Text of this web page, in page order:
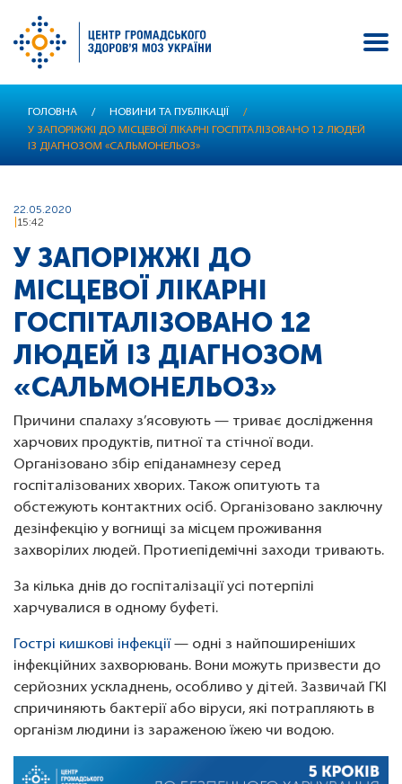
ГОЛОВНА / НОВИНИ ТА ПУБЛІКАЦІЇ
/
У ЗАПОРІЖЖІ ДО МІСЦЕВОЇ ЛІКАРНІ ГОСПІТАЛІЗОВАНО 12 ЛЮДЕЙ
ІЗ ДІАГНОЗОМ «САЛЬМОНЕЛЬОЗ»
22.05.2020
15:42
У ЗАПОРІЖЖІ ДО
МІСЦЕВОЇ ЛІКАРНІ
ГОСПІТАЛІЗОВАНО 12
ЛЮДЕЙ ІЗ ДІАГНОЗОМ
«САЛЬМОНЕЛЬОЗ»
Причини спалаху з’ясовують — триває дослідження
харчових продуктів, питної та стічної води.
Організовано збір епіданамнезу серед
госпіталізованих хворих. Також опитують та
обстежують контактних осіб. Організовано заключну
дезінфекцію у вогнищі за місцем проживання
захворілих людей. Протиепідемічні заходи тривають.
За кілька днів до госпіталізації усі потерпілі
харчувалися в одному буфеті.
Гострі кишкові інфекції— одні з найпоширеніших
інфекційних захворювань. Вони можуть призвести до
серйозних ускладнень, особливо у дітей. Зазвичай ГКІ
спричиняють бактерії або віруси, які потрапляють в
організм людини із зараженою їжею чи водою.